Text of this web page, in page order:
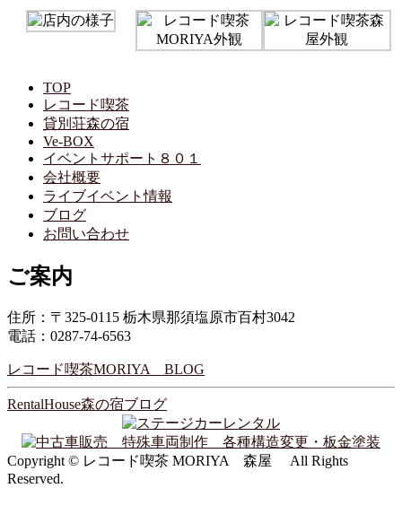
TOP
レコード喫茶
貸別荘森の宿
Ve-BOX
イベントサポート８０１
会社概要
ライブイベント情報
ブログ
お問い合わせ
ご案内
住所：〒325-0115 栃木県那須塩原市百村3042
電話：0287-74-6563
レコード喫茶MORIYA BLOG
RentalHouse森の宿ブログ
Copyright © レコード喫茶 MORIYA 森屋 All Rights
Reserved.